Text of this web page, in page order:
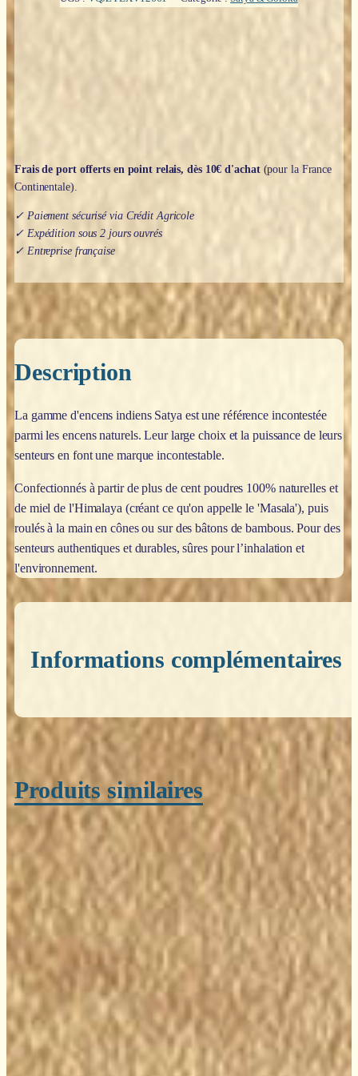
Frais de port offerts en point relais, dès 10€ d'achat(pour la France
Continentale).
✓ Paiement sécurisé via Crédit Agricole
✓ Expédition sous 2 jours ouvrés
✓ Entreprise française
Description
La gamme d'encens indiens Satya est une référence incontestée
parmi les encens naturels. Leur large choix et la puissance de leurs
senteurs en font une marque incontestable.
Confectionnés à partir de plus de cent poudres 100% naturelles et
de miel de l'Himalaya (créant ce qu'on appelle le 'Masala'), puis
roulés à la main en cônes ou sur des bâtons de bambous. Pour des
senteurs authentiques et durables, sûres pour l’inhalation et
l'environnement.
Informations complémentaires
Produits similaires